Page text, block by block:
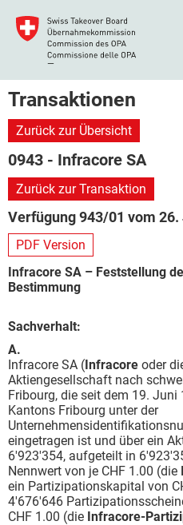
Transaktionen
Zurück zur Übersicht
0943 - Infracore SA
Zurück zur Transaktion
Verfügung 943/01 vom 26.
PDF Version
Infracore SA – Feststellung
Bestimmung
Sachverhalt:
A.
Infracore SA (Infracore oder
Aktiengesellschaft nach
Fribourg, die seit dem 19.
Kantons Fribourg unter der
eingetragen ist und über ein
6'923'354, aufgeteilt in
Nennwert von je CHF 1.00 (die
ein Partizipationskapital von
4'676'646
CHF 1.00 (die Infracore-